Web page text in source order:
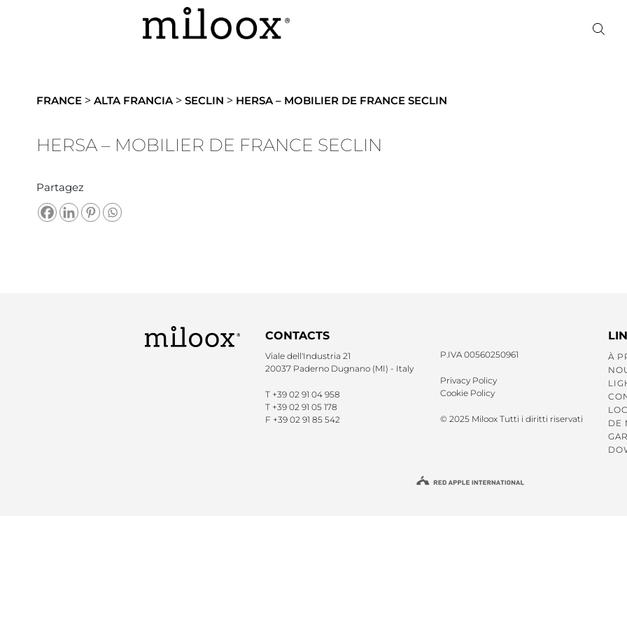
FRANCE >ALTA FRANCIA>SECLIN > HERSA – MOBILIER DE FRANCE SECLIN
HERSA – MOBILIER DE FRANCE SECLIN
Partagez
CONTACTS
Viale dell'Industria 21
20037 Paderno Dugnano (MI) - Italy
T +39 02 91 04 958
T +39 02 91 05 178
F +39 02 91 85 542
P.IVA 00560250961
Privacy Policy
Cookie Policy
© 2025 Miloox Tutti i diritti riservati
À
DE